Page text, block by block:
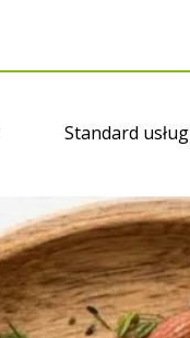
Standard usług